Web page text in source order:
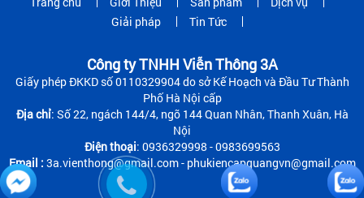
Giải pháp
Tin Tức
Công ty TNHH Viễn Thông 3A
Giấy phép ĐKKD số 0110329904 do sở Kế Hoạch và Đầu Tư Thành
Phố Hà Nội cấp
Địa chỉ: Số 22, ngách 144/4, ngõ 144 Quan Nhân, Thanh Xuân, Hà
Nội
Điện thoại: 0936329998 - 0983699563
Email : 3a.vienthong@gmail.com - phukiencapquangvn@gmail.com